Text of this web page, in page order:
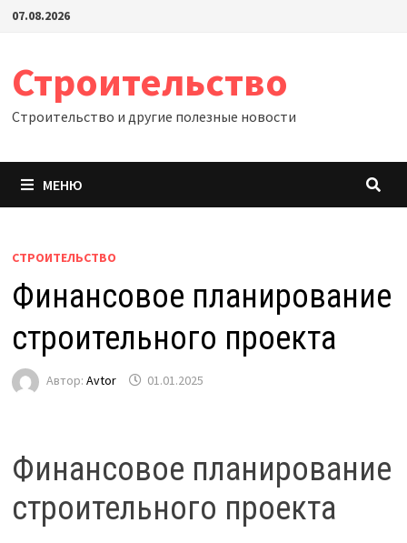
Перейти
07.08.2026
Строительство
Строительство и другие полезные новости
МЕНЮ
СТРОИТЕЛЬСТВО
Финансовое планирование
строительного проекта
Автор: Avtor 01.01.2025
Финансовое планирование
строительного проекта